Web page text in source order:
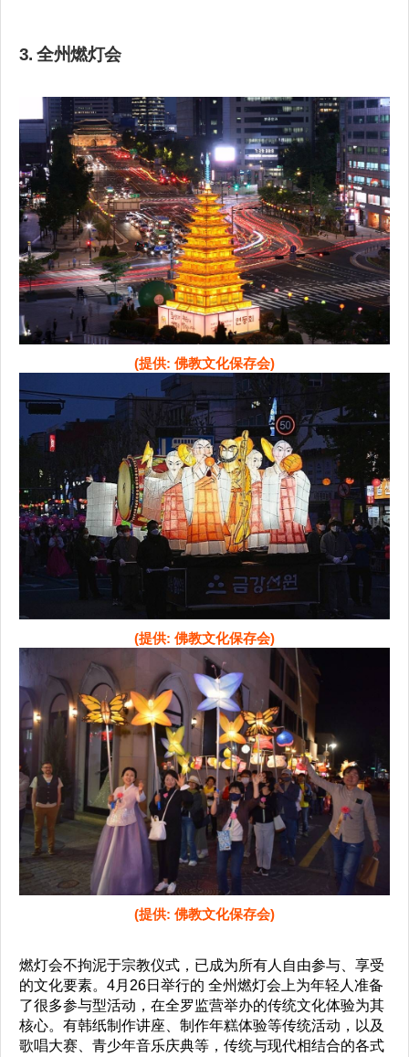
3. 全州燃灯会
(提供: 佛教文化保存会)
(提供: 佛教文化保存会)
(提供: 佛教文化保存会)
燃灯会不拘泥于宗教仪式，已成为所有人自由参与、享受
的文化要素。4月26日举行的 全州燃灯会上为年轻人准备
了很多参与型活动，在全罗监营举办的传统文化体验为其
核心。有韩纸制作讲座、制作年糕体验等传统活动，以及
歌唱大赛、青少年音乐庆典等，传统与现代相结合的各式